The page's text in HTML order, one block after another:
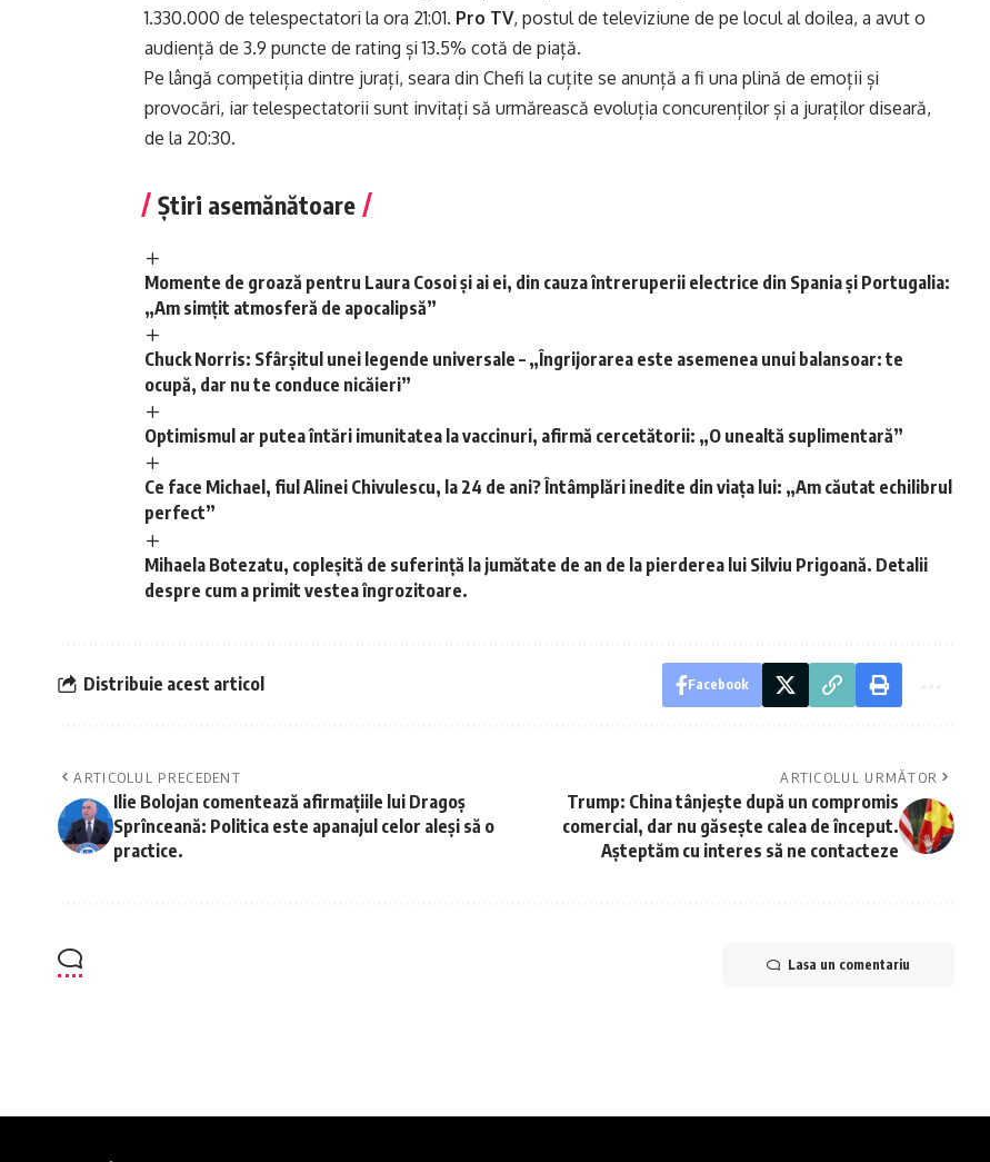
1.330.000 de telespectatori la ora 21:01. Pro TV, postul de televiziune de pe locul al doilea, a avut o
audiență de 3.9 puncte de rating și 13.5% cotă de piață.
Pe lângă competiția dintre jurați, seara din Chefi la cuțite se anunță a fi una plină de emoții și
provocări, iar telespectatorii sunt invitați să urmărească evoluția concurenților și a juraților diseară,
de la 20:30.
Știri asemănătoare
Momente de groază pentru Laura Cosoi și ai ei, din cauza întreruperii electrice din Spania și Portugalia:
„Am simțit atmosferă de apocalipsă”
Chuck Norris: Sfârșitul unei legende universale – „Îngrijorarea este asemenea unui balansoar: te
ocupă, dar nu te conduce nicăieri”
Optimismul ar putea întări imunitatea la vaccinuri, afirmă cercetătorii: „O unealtă suplimentară”
Ce face Michael, fiul Alinei Chivulescu, la 24 de ani? Întâmplări inedite din viața lui: „Am căutat echilibrul
perfect”
Mihaela Botezatu, copleșită de suferință la jumătate de an de la pierderea lui Silviu Prigoană. Detalii
despre cum a primit vestea îngrozitoare.
Distribuie acest articol Facebook
ARTICOLUL PRECEDENT
Ilie Bolojan comentează afirmațiile lui Dragoș
Sprînceană: Politica este apanajul celor aleși să o
practice.
ARTICOLUL URMĂTOR
Trump: China tânjește după un compromis
comercial, dar nu găsește calea de început.
Așteptăm cu interes să ne contacteze
Lasa un comentariu